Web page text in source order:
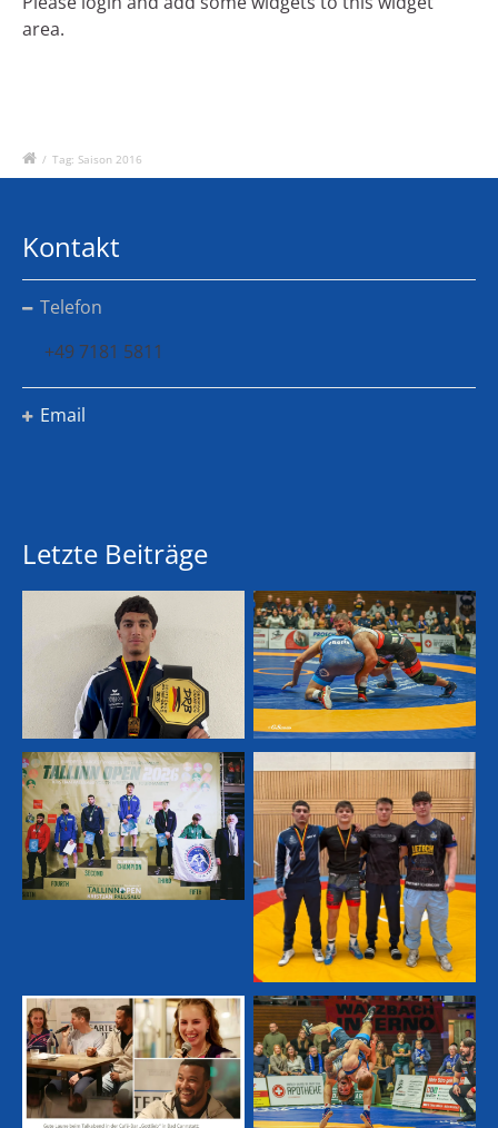
area.
/ Tag: Saison 2016
Kontakt
Telefon
+49 7181 5811
Email
Letzte Beiträge